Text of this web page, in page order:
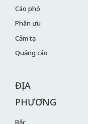
Cáo phó
Phân ưu
Cảm tạ
Quảng cáo
ĐỊA
PHƯƠNG
Bắc